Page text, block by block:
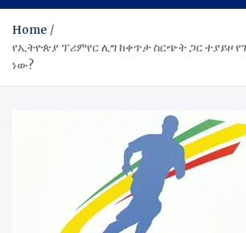
Home
የኢትዮጵያ ፕሪምየር ሊግ ከቀጥታ ስርጭት ጋር ተያይዞ
ነው?